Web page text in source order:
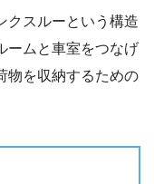
クスルーという構造
ームと車室をつなげ
物を収納するための